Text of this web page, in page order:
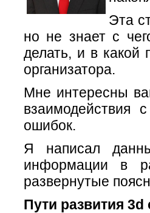
Эта
но не знает с
делать, и в какой
организатора.
Мне интересны
взаимодействия
ошибок.
Я написал
информации в
развернутые
Пути развития